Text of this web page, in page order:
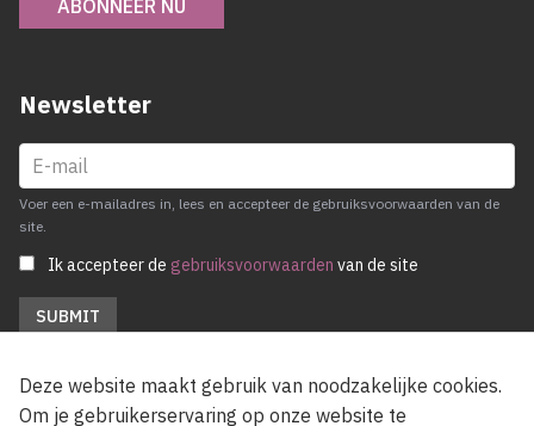
ABONNEER NU
Newsletter
Voer een e-mailadres in, lees en accepteer de gebruiksvoorwaarden van de
site.
Ik accepteer de gebruiksvoorwaarden van de site
Deze website maakt gebruik van noodzakelijke cookies.
Om je gebruikerservaring op onze website te